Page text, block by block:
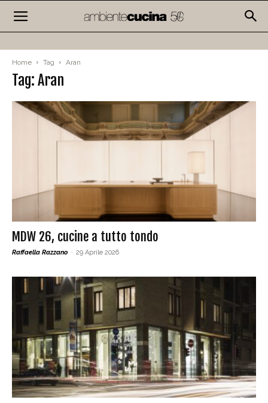
Home Tag Aran
Tag: Aran
MDW 26, cucine a tutto tondo
Raffaella Razzano - 29 Aprile 2026